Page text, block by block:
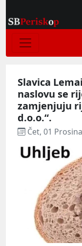
Slavica
naslovu se
zamjenjuju
d.o.o.“.
Čet, 01